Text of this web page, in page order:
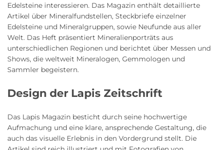
Edelsteine interessieren. Das Magazin enthält detaillierte
Artikel über Mineralfundstellen, Steckbriefe einzelner
Edelsteine und Mineralgruppen, sowie Neufunde aus aller
Welt. Das Heft präsentiert Mineralienporträts aus
unterschiedlichen Regionen und berichtet über Messen und
Shows, die weltweit Mineralogen, Gemmologen und
Sammler begeistern.
Design der Lapis Zeitschrift
Das Lapis Magazin besticht durch seine hochwertige
Aufmachung und eine klare, ansprechende Gestaltung, die
auch das visuelle Erlebnis in den Vordergrund stellt. Die